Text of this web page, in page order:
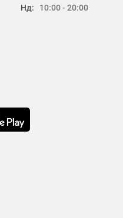
Нд:
10:00 - 20:00